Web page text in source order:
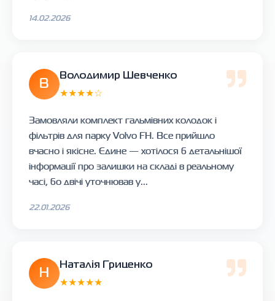
14.02.2026
В
Володимир Шевченко
★★★★☆
Замовляли комплект гальмівних колодок і
фільтрів для парку Volvo FH. Все прийшло
вчасно і якісне. Єдине — хотілося б детальнішої
інформації про залишки на складі в реальному
часі, бо двічі уточнював у...
22.01.2026
Н
Наталія Гриценко
★★★★★